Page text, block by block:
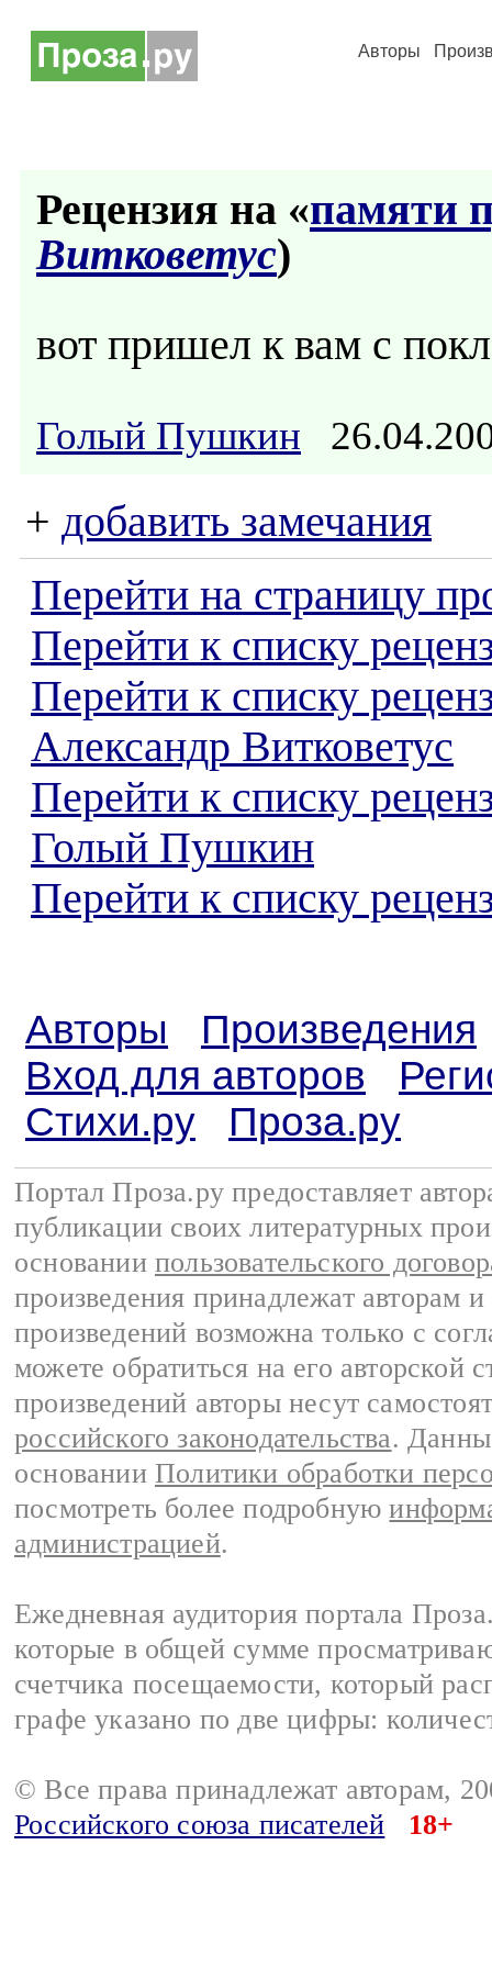
Авторы
Рецензия на «памяти
Витковетус)
вот пришел к вам с
Голый Пушкин
+ добавить замечания
Перейти на страницу
Перейти к списку
Перейти к списку
Александр Витковетус
Перейти к списку
Голый Пушкин
Перейти к списку
Авторы
Произведения
Вход для авторов
Стихи.ру
Проза.ру
Портал Проза.ру предоставляет
публикации своих литературных
основании пользовательского
произведения принадлежат авторам
произведений возможна только с
можете обратиться на его авторской
произведений авторы несут
российского законодательства.
основании Политики обработки
посмотреть более подробную
администрацией.
Ежедневная аудитория портала
которые в общей сумме
счетчика посещаемости, который
графе указано по две цифры:
© Все права принадлежат авторам,
Российского союза писателей
18+